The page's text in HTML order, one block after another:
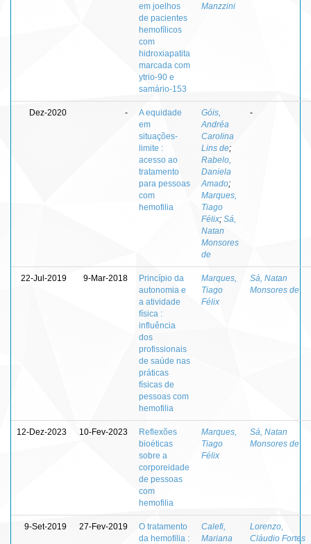
em joelhos
de pacientes
hemofílicos
com
hidroxiapatita
marcada com
ytrio-90 e
samário-153
Manzzini
Dez-2020 -
A equidade
em
situações-
limite :
acesso ao
tratamento
para pessoas
com
hemofilia
Góis,
Andréa
Carolina
Lins de;
Rabelo,
Daniela
Amado;
Marques,
Tiago
Félix; Sá,
Natan
Monsores
de
-
22-Jul-2019 9-Mar-2018
Princípio da
autonomia e
a atividade
física :
influência
dos
profissionais
de saúde nas
práticas
físicas de
pessoas com
hemofilia
Marques,
Tiago
Félix
Sá, Natan
Monsores de
12-Dez-2023 10-Fev-2023
Reflexões
bioéticas
sobre a
corporeidade
de pessoas
com
hemofilia
Marques,
Tiago
Félix
Sá, Natan
Monsores de
9-Set-2019 27-Fev-2019
O tratamento
da hemofilia :
Calefi,
Mariana
Lorenzo,
Cláudio Fortes